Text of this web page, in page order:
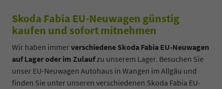
Skoda Fabia EU-Neuwagen günstig
kaufen und sofort mitnehmen
Wir haben immerverschiedene Skoda Fabia EU-Neuwagen
auf Lager oder im Zulaufzu unserem Lager. Besuchen Sie
unser EU-Neuwagen Autohaus in Wangen im Allgäu und
finden Sie unter unseren verschiedenen Skoda Fabia EU-